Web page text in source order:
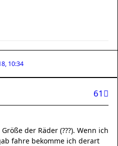
10:34
61
der Räder (???). Wenn ich
fahre bekomme ich derart